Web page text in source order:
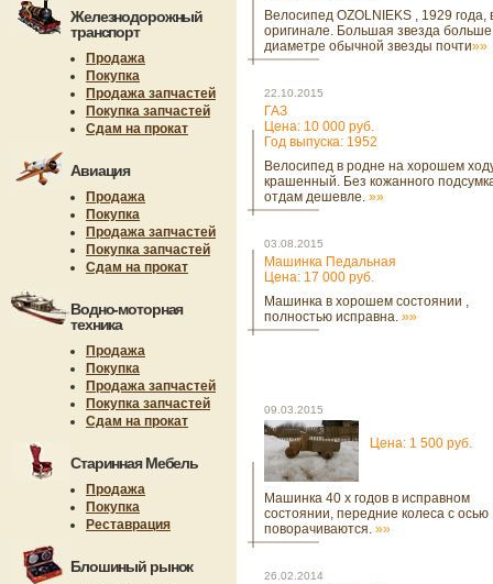
Железнодорожный
транспорт
Продажа
Покупка
Продажа запчастей
Покупка запчастей
Сдам на прокат
Авиация
Продажа
Покупка
Продажа запчастей
Покупка запчастей
Сдам на прокат
Водно-моторная
техника
Продажа
Покупка
Продажа запчастей
Покупка запчастей
Сдам на прокат
Старинная Мебель
Продажа
Покупка
Реставрация
Блошиный рынок
Велосипед OZOLNIEKS , 1929 года,
оригинале. Большая звезда больше
диаметре обычной звезды почти»»
22.10.2015
ГАЗ
Цена: 10 000 руб.
Год выпуска: 1952
Велосипед в родне на хорошем
крашенный. Без кожанного
отдам дешевле. »»
03.08.2015
Машинка Педальная
Цена: 17 000 руб.
Машинка в хорошем состоянии ,
полностью исправна. »»
09.03.2015
Цена: 1 500 руб.
Машинка 40 х годов в исправном
состоянии, передние колеса с осью
поворачиваются. »»
26.02.2014